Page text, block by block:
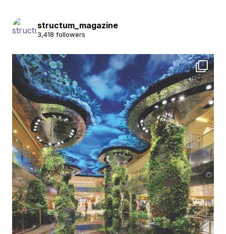
structum_magazine
3,418 followers